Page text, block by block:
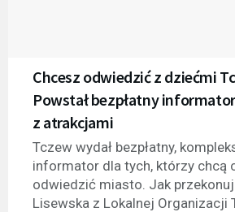
Chcesz odwiedzić z dziećmi
Powstał bezpłatny informator
z atrakcjami
Tczew wydał bezpłatny,
informator dla tych, którzy chcą
odwiedzić miasto. Jak
Lisewska z Lokalnej Organizacji